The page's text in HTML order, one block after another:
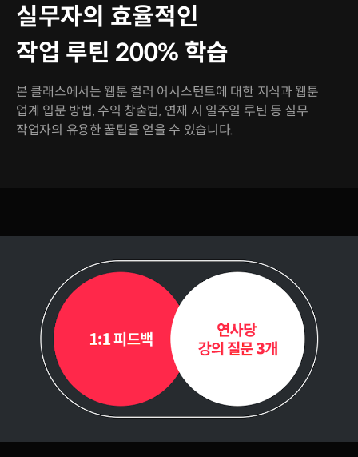
실무자의 효율적인
작업 루틴 200% 학습
본 클래스에서는 웹툰 컬러 어시스턴트에 대한 지식과 웹툰
업계 입문 방법, 수익 창출법, 연재 시 일주일 루틴 등 실무
작업자의 유용한 꿀팁을 얻을 수 있습니다.